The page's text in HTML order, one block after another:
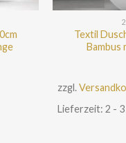
Textil
Bambus
zzgl.
Lieferzeit: 2 - 3